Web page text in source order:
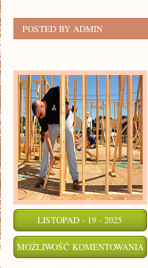
POSTED BY ADMIN
LISTOPAD - 19 - 2025
MOŻLIWOŚĆ KOMENTOWANIA